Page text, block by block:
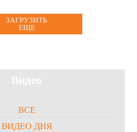
ЗАГРУЗИТЬ
ЕЩЕ
Видео
ВСЕ
ВИДЕО ДНЯ